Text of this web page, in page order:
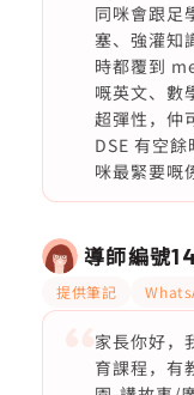
同咪會跟足
塞、強灌知
時都覆到
嘅英文、數
超彈性，仲
DSE 有空
咪最緊要嘅
導師編號
提供筆記
家長你好，
育課程，有